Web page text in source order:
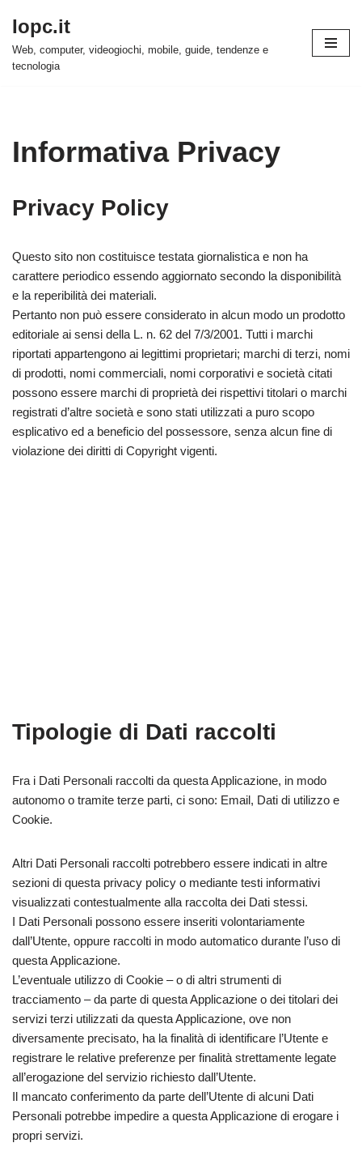
Vai
al
Iopc.it
Web, computer, videogiochi, mobile, guide, tendenze e
tecnologia
Informativa Privacy
Privacy Policy
Questo sito non costituisce testata giornalistica e non ha
carattere periodico essendo aggiornato secondo la disponibilità
e la reperibilità dei materiali.
Pertanto non può essere considerato in alcun modo un prodotto
editoriale ai sensi della L. n. 62 del 7/3/2001. Tutti i marchi
riportati appartengono ai legittimi proprietari; marchi di terzi, nomi
di prodotti, nomi commerciali, nomi corporativi e società citati
possono essere marchi di proprietà dei rispettivi titolari o marchi
registrati d’altre società e sono stati utilizzati a puro scopo
esplicativo ed a beneficio del possessore, senza alcun fine di
violazione dei diritti di Copyright vigenti.
Tipologie di Dati raccolti
Fra i Dati Personali raccolti da questa Applicazione, in modo
autonomo o tramite terze parti, ci sono: Email, Dati di utilizzo e
Cookie.
Altri Dati Personali raccolti potrebbero essere indicati in altre
sezioni di questa privacy policy o mediante testi informativi
visualizzati contestualmente alla raccolta dei Dati stessi.
I Dati Personali possono essere inseriti volontariamente
dall’Utente, oppure raccolti in modo automatico durante l’uso di
questa Applicazione.
L’eventuale utilizzo di Cookie – o di altri strumenti di
tracciamento – da parte di questa Applicazione o dei titolari dei
servizi terzi utilizzati da questa Applicazione, ove non
diversamente precisato, ha la finalità di identificare l’Utente e
registrare le relative preferenze per finalità strettamente legate
all’erogazione del servizio richiesto dall’Utente.
Il mancato conferimento da parte dell’Utente di alcuni Dati
Personali potrebbe impedire a questa Applicazione di erogare i
propri servizi.